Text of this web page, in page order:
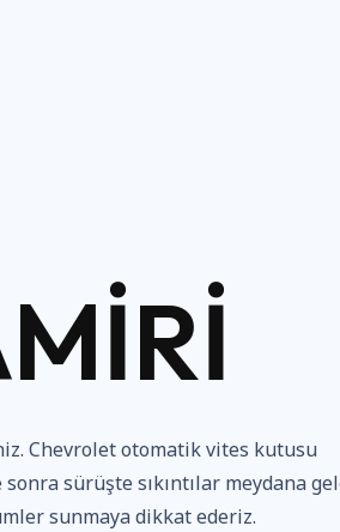
Chevrolet otomatik vites kutusu
sürüşte sıkıntılar meydana
sunmaya dikkat ederiz.